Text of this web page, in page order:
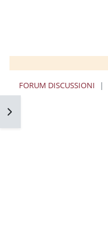
FORUM DISCUSSIONI